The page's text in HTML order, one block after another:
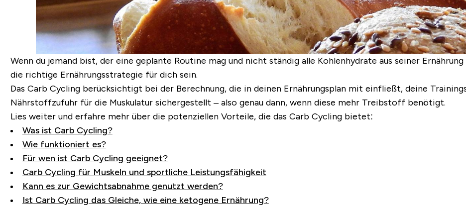
Wenn du jemand bist, der eine geplante Routine mag und nicht ständig alle Kohlenhydrate aus seiner
die richtige Ernährungsstrategie für dich sein.
Das Carb Cycling berücksichtigt bei der Berechnung, die in deinen Ernährungsplan mit einfließt, deine
Nährstoffzufuhr für die Muskulatur sichergestellt – also genau dann, wenn diese mehr Treibstoff benötigt.
Lies weiter und erfahre mehr über die potenziellen Vorteile, die das Carb Cycling bietet:
Was ist Carb Cycling?
Wie funktioniert es?
Für wen ist Carb Cycling geeignet?
Carb Cycling für Muskeln und sportliche Leistungsfähigkeit
Kann es zur Gewichtsabnahme genutzt werden?
Ist Carb Cycling das Gleiche, wie eine ketogene Ernährung?